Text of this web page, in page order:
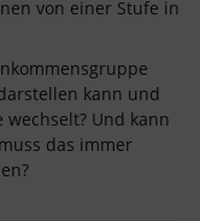
von einer Stufe in
kann und
Und kann
das immer